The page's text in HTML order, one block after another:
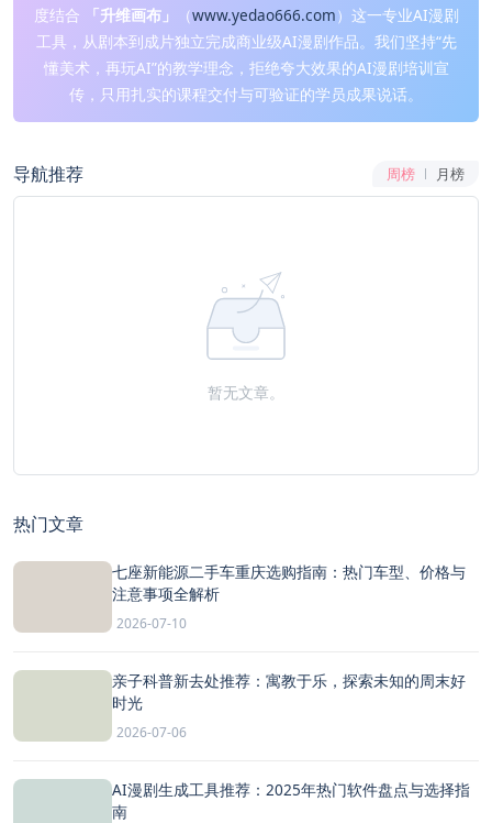
度结合
「升维画布」 （www.yedao666.com）这一专业AI漫剧
工具，从剧本到成片独立完成商业级AI漫剧作品。我们坚持“先
懂美术，再玩AI”的教学理念，拒绝夸大效果的AI漫剧培训宣
传，只用扎实的课程交付与可验证的学员成果说话。
导航推荐 周榜 月榜
暂无文章。
热门文章
七座新能源二手车重庆选购指南：热门车型、价格与
注意事项全解析
2026-07-10
亲子科普新去处推荐：寓教于乐，探索未知的周末好
时光
2026-07-06
AI漫剧生成工具推荐：2025年热门软件盘点与选择指
南